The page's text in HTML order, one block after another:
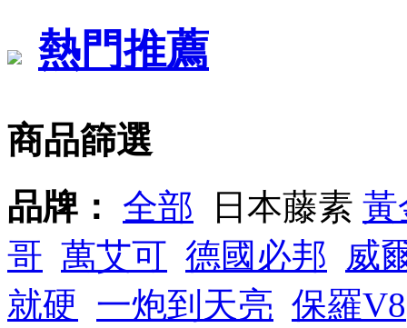
熱門推薦
商品篩選
品牌： 全部 日本藤素 黃
哥 萬艾可 德國必邦
威
就硬 一炮到天亮 保羅V8